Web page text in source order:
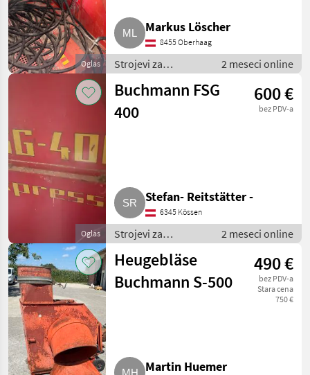
Oglas
Markus Löscher
8455 Oberhaag
Strojevi za
transport / Puhalice
2 meseci online
Oglas
Buchmann FSG
400
600 €
bez PDV-a
Stefan- Reitstätter -
6345 Kössen
Strojevi za
transport / Puhalice
2 meseci online
Heugebläse
Buchmann S-500
490 €
bez PDV-a
Stara cena
750 €
Martin Huemer